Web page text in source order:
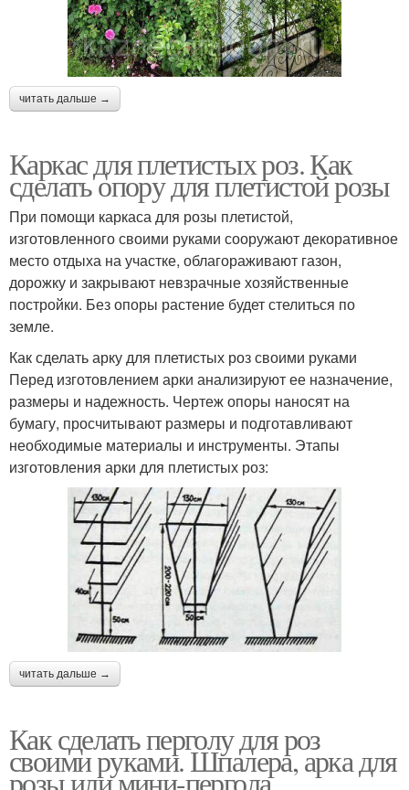
Конусные опоры Металлический опор
Перголы для роз Кирпичные опоры
Арки с плетистыми
розами
Забор с плетистыми
розами
Шпалера для роз
читать дальше →
Каркас для плетистых роз. Как
сделать опору для плетистой розы
При помощи каркаса для розы плетистой,
изготовленного своими руками сооружают декоративное
место отдыха на участке, облагораживают газон,
дорожку и закрывают невзрачные хозяйственные
постройки. Без опоры растение будет стелиться по
земле.
Как сделать арку для плетистых роз своими руками
Перед изготовлением арки анализируют ее назначение,
размеры и надежность. Чертеж опоры наносят на
бумагу, просчитывают размеры и подготавливают
необходимые материалы и инструменты. Этапы
изготовления арки для плетистых роз:
читать дальше →
Как сделать перголу для роз
своими руками. Шпалера, арка для